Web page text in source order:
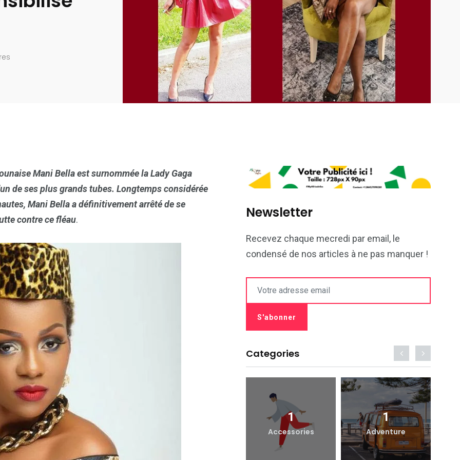
Mani Bella est surnommée la Lady Gaga
de ses plus grands tubes. Longtemps considérée
Mani Bella a définitivement arrêté de se
contre ce fléau. Newsletter
Recevez chaque mecredi par email, le
condensé de nos articles à ne pas manquer !
Categories
1
Yomadic
1
Accessories
1
Adventure